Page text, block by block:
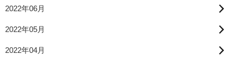
2022年06月
2022年05月
2022年04月